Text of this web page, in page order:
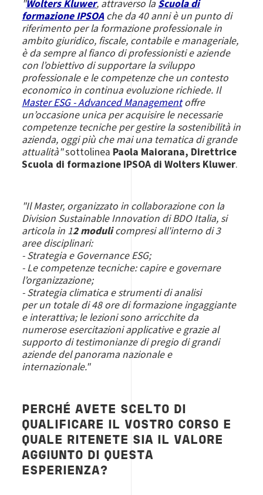
"Wolters Kluwer, attraverso la Scuola di
formazione IPSOAche da 40 anni è un punto di
riferimento per la formazione professionale in
ambito giuridico, fiscale, contabile e manageriale,
è da sempre al fianco di professionisti e aziende
con l’obiettivo di supportare la sviluppo
professionale e le competenze che un contesto
economico in continua evoluzione richiede. Il
Master ESG - Advanced Managementoffre
un’occasione unica per acquisire le necessarie
competenze tecniche per gestire la sostenibilità in
azienda, oggi più che mai una tematica di grande
attualità"sottolinea Paola Maiorana, Direttrice
Scuola di formazione IPSOA di Wolters Kluwer.
"Il Master, organizzato in collaborazione con la
Division Sustainable Innovation di BDO Italia, si
articola in 12 modulicompresi all'interno di 3
aree disciplinari:
- Strategia e Governance ESG;
- Le competenze tecniche: capire e governare
l’organizzazione;
- Strategia climatica e strumenti di analisi
per un totale di 48 ore di formazione ingaggiante
e interattiva; le lezioni sono arricchite da
numerose esercitazioni applicative e grazie al
supporto di testimonianze di pregio di grandi
aziende del panorama nazionale e
internazionale."
PERCHÉ AVETE SCELTO DI
QUALIFICARE IL VOSTRO CORSO E
QUALE RITENETE SIA IL VALORE
AGGIUNTO DI QUESTA
ESPERIENZA?